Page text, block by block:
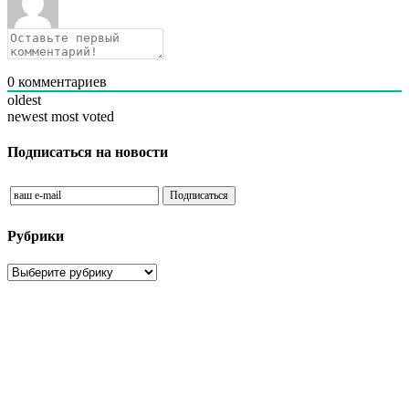
0 комментариев
oldest
newest most voted
Подписаться на новости
Рубрики
Рубрики